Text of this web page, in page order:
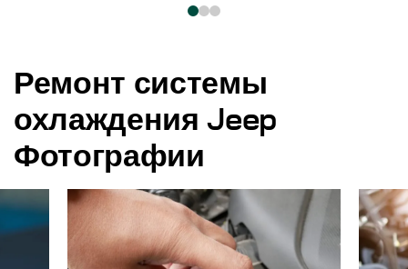
Ремонт системы
охлаждения Jeep
Фотографии